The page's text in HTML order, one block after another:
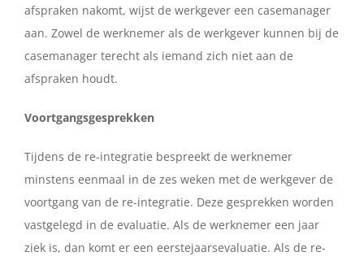
afspraken nakomt, wijst de werkgever een casemanager
aan. Zowel de werknemer als de werkgever kunnen bij de
casemanager terecht als iemand zich niet aan de
afspraken houdt.
Voortgangsgesprekken
Tijdens de re-integratie bespreekt de werknemer
minstens eenmaal in de zes weken met de werkgever de
voortgang van de re-integratie. Deze gesprekken worden
vastgelegd in de evaluatie. Als de werknemer een jaar
ziek is, dan komt er een eerstejaarsevaluatie. Als de re-